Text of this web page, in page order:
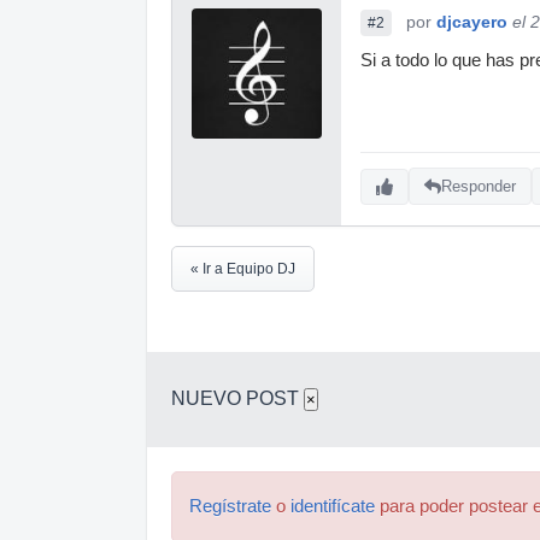
#2 por djcayero el
Si a todo lo que has
Responder
« Ir a Equipo DJ
NUEVO POST ×
Regístrate o identifícate para poder postear